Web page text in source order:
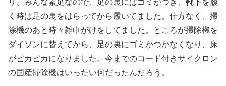
リ、みんな素足なので、足の裏にはゴミがつき、靴下を履
く時は足の裏をはらってから履いてました。仕方なく、掃
除機のあと時々雑巾がけをしてました。ところが掃除機を
ダイソンに替えてから、足の裏にゴミがつかなくなり、床
がピカピカになりました。今までのコード付きサイクロン
の国産掃除機はいったい何だったんだろう。